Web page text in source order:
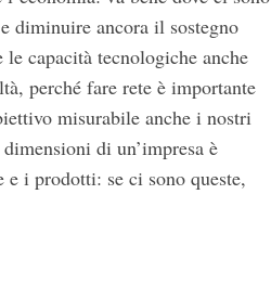
diminuire ancora il sostegno
capacità tecnologiche anche
perché fare rete è importante
misurabile anche i nostri
di un’impresa è
i prodotti: se ci sono queste,